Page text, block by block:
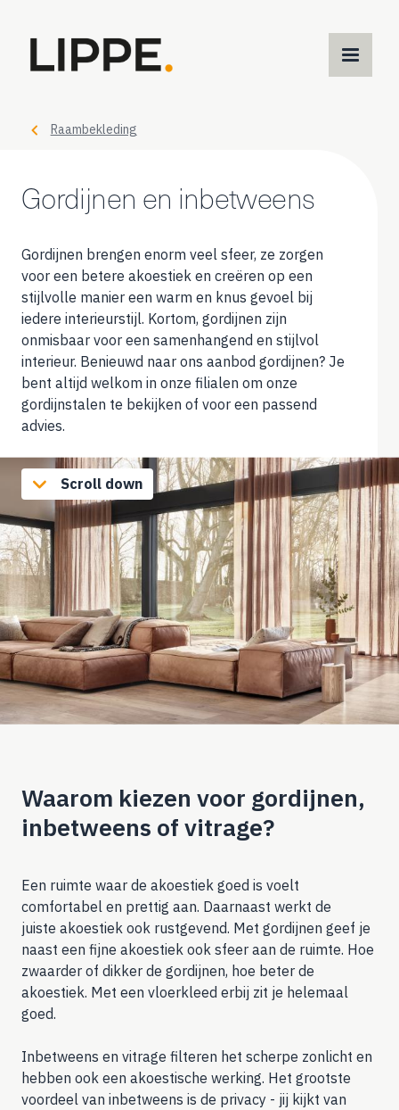
Raambekleding
Gordijnen en inbetweens
Gordijnen brengen enorm veel sfeer, ze zorgen
voor een betere akoestiek en creëren op een
stijlvolle manier een warm en knus gevoel bij
iedere interieurstijl. Kortom, gordijnen zijn
onmisbaar voor een samenhangend en stijlvol
interieur. Benieuwd naar ons aanbod gordijnen? Je
bent altijd welkom in onze filialen om onze
gordijnstalen te bekijken of voor een passend
advies.
Scroll down
Waarom kiezen voor gordijnen,
inbetweens of vitrage?
Een ruimte waar de akoestiek goed is voelt
comfortabel en prettig aan. Daarnaast werkt de
juiste akoestiek ook rustgevend. Met gordijnen geef je
naast een fijne akoestiek ook sfeer aan de ruimte. Hoe
zwaarder of dikker de gordijnen, hoe beter de
akoestiek. Met een vloerkleed erbij zit je helemaal
goed.
Inbetweens en vitrage filteren het scherpe zonlicht en
hebben ook een akoestische werking. Het grootste
voordeel van inbetweens is de privacy - jij kijkt van